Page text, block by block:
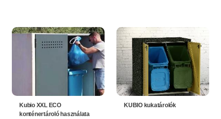
Kubio XXL ECO
konténertároló használata
KUBIO kukatárolók